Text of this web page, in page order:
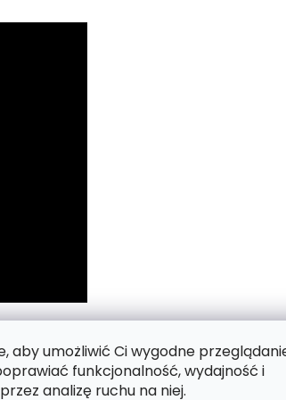
aby umożliwić Ci wygodne
funkcjonalność, wydajność i
analizę ruchu na niej.